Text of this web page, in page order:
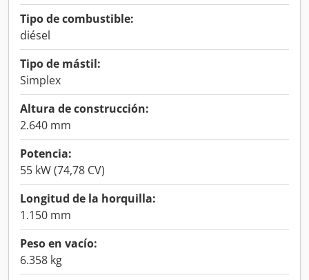
Tipo de combustible:
diésel
Tipo de mástil:
Simplex
Altura de construcción:
2.640 mm
Potencia:
55 kW (74,78 CV)
Longitud de la horquilla:
1.150 mm
Peso en vacío:
6.358 kg